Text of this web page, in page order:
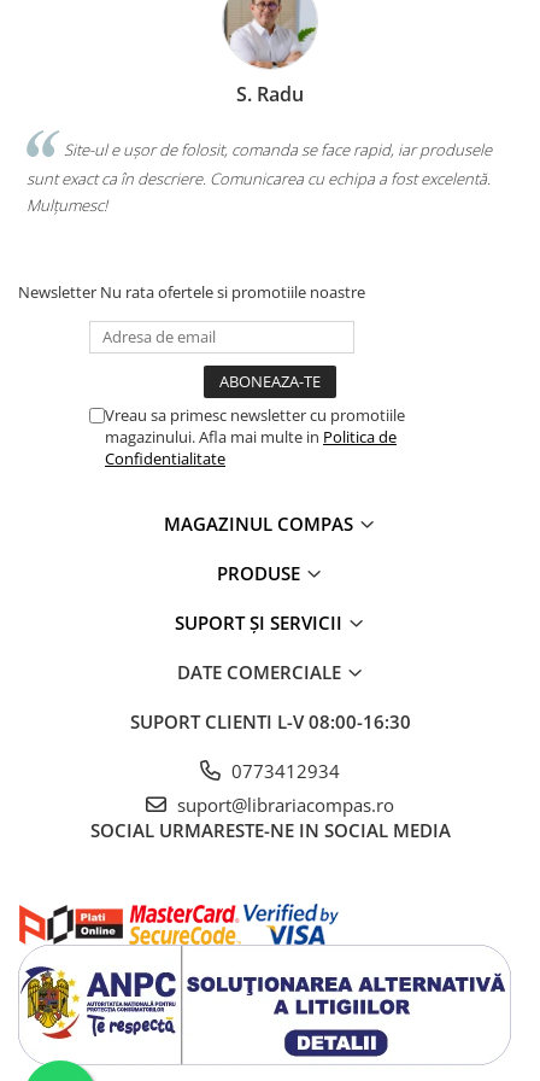
Clasici români și universali
Young adult
Science-fiction și fantasy
Ficțiune erotică
Poezie și teatru
Romane ilustrate
Dezvoltare personală și non-
Psihologie și dezvoltare personală
Biografii și memorii
Sănătate și stil de viață
Religie și spiritualitate
Gastronomie și hobby
Dicționare și ghiduri de conversație
Papetărie și articole din hârtie
Planificare și agende
Agende datate
Agende nedatate
Agende pentru copii
S. Radu
Site-ul e ușor de folosit, comanda se face rapid, iar produsele
sunt exact ca în descriere. Comunicarea cu echipa a fost excelentă.
Mulțumesc!
Newsletter Nu rata ofertele si promotiile noastre
Vreau sa primesc newsletter cu promotiile
magazinului. Afla mai multe in Politica de
Confidentialitate
MAGAZINUL COMPAS
PRODUSE
SUPORT ȘI SERVICII
DATE COMERCIALE
SUPORT CLIENTI L-V 08:00-16:30
0773412934
suport@librariacompas.ro
SOCIAL URMARESTE-NE IN SOCIAL MEDIA